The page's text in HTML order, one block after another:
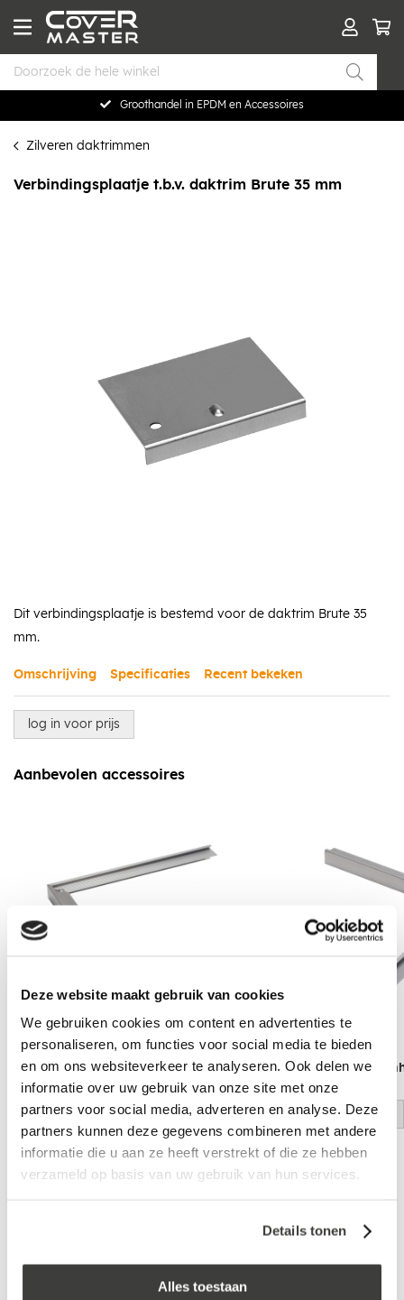
Deze website maakt gebruik van cookies
We gebruiken cookies om content en advertenties te
personaliseren, om functies voor social media te bieden
en om ons websiteverkeer te analyseren. Ook delen we
informatie over uw gebruik van onze site met onze
partners voor social media, adverteren en analyse. Deze
partners kunnen deze gegevens combineren met andere
informatie die u aan ze heeft verstrekt of die ze hebben
verzameld op basis van uw gebruik van hun services.
Details tonen
Alles toestaan
Groothandel in EPDM en Accessoires
Zilveren daktrimmen
Verbindingsplaatje t.b.v. daktrim Brute 35 mm
Dit verbindingsplaatje is bestemd voor de daktrim Brute 35
mm.
Omschrijving Specificaties Recent bekeken
log in voor prijs
Aanbevolen accessoires
Aluminium Buitenhoek Brute
35 x 28 x 500 mm
log in voor prijs
Aluminium
35 x 28 x 500 mm
log in voor prijs
Vraag een vrijblijvende offerte aan! Offerte
door onze professionals